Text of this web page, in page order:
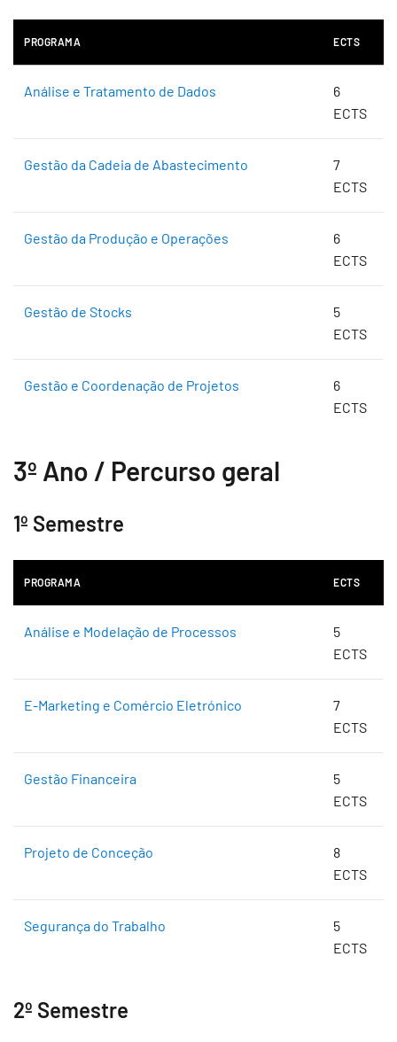
PROGRAMA ECTS
Análise e Tratamento de Dados
6
ECTS
Gestão da Cadeia de Abastecimento
7
ECTS
Gestão da Produção e Operações
6
ECTS
Gestão de Stocks
5
ECTS
Gestão e Coordenação de Projetos
6
ECTS
3º Ano / Percurso geral
1º Semestre
PROGRAMA ECTS
Análise e Modelação de Processos
5
ECTS
E-Marketing e Comércio Eletrónico
7
ECTS
Gestão Financeira
5
ECTS
Projeto de Conceção
8
ECTS
Segurança do Trabalho
5
ECTS
2º Semestre